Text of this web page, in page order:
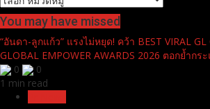
You may have missed
“อันดา-ลูกแก้ว” แรงไม่หยุด! คว้า BEST VIRAL GL
GLOBAL EMPOWER AWARDS 2026 ตอกย้ำก
0
0
1 min read